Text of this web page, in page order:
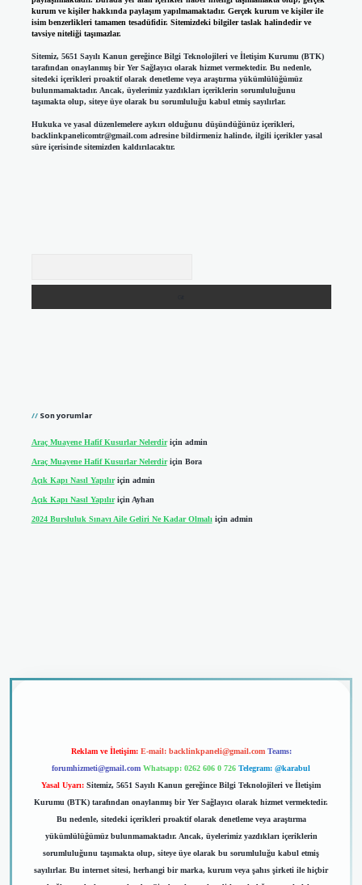
kurum ve kişiler hakkında paylaşım yapılmamaktadır. Gerçek kurum ve kişiler ile
isim benzerlikleri tamamen tesadüfidir. Sitemizdeki bilgiler taslak halindedir ve
tavsiye niteliği taşımazlar.
Sitemiz, 5651 Sayılı Kanun gereğince Bilgi Teknolojileri ve İletişim Kurumu (BTK)
tarafından onaylanmış bir Yer Sağlayıcı olarak hizmet vermektedir. Bu nedenle,
sitedeki içerikleri proaktif olarak denetleme veya araştırma yükümlülüğümüz
bulunmamaktadır. Ancak, üyelerimiz yazdıkları içeriklerin sorumluluğunu
taşımakta olup, siteye üye olarak bu sorumluluğu kabul etmiş sayılırlar.
Hukuka ve yasal düzenlemelere aykırı olduğunu düşündüğünüz içerikleri,
backlinkpanelicomtr@gmail.comadresine bildirmeniz halinde, ilgili içerikler yasal
süre içerisinde sitemizden kaldırılacaktır.
Son yorumlar
Araç Muayene Hafif Kusurlar Nelerdiriçin admin
Araç Muayene Hafif Kusurlar Nelerdiriçin Bora
Açık Kapı Nasıl Yapılıriçin admin
Açık Kapı Nasıl Yapılıriçin Ayhan
2024 Bursluluk Sınavı Aile Geliri Ne Kadar Olmalıiçin admin
Reklam ve İletişim: E-mail: backlinkpaneli@gmail.com Teams:
forumhizmeti@gmail.com Whatsapp: 0262 606 0 726 Telegram: @karabul
Yasal Uyarı: Sitemiz, 5651 Sayılı Kanun gereğince Bilgi Teknolojileri ve İletişim
Kurumu (BTK) tarafından onaylanmış bir Yer Sağlayıcı olarak hizmet vermektedir.
Bu nedenle, sitedeki içerikleri proaktif olarak denetleme veya araştırma
yükümlülüğümüz bulunmamaktadır. Ancak, üyelerimiz yazdıkları içeriklerin
sorumluluğunu taşımakta olup, siteye üye olarak bu sorumluluğu kabul etmiş
sayılırlar. Bu internet sitesi, herhangi bir marka, kurum veya şahıs şirketi ile hiçbir